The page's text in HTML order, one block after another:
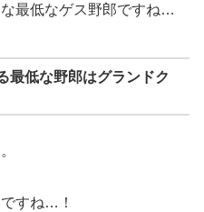
最低なゲス野郎ですね…
最低な野郎はグランドク
すね…！